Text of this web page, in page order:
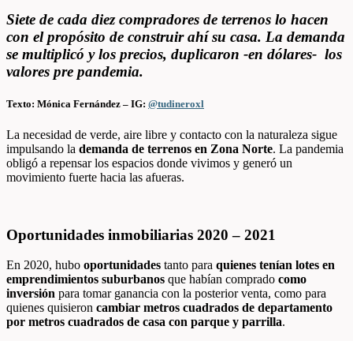
Siete de cada diez compradores de terrenos lo hacen
con el propósito de construir ahí su casa. La demanda
se multiplicó y los precios, duplicaron -en dólares- los
valores pre pandemia.
Texto: Mónica Fernández – IG: @tudineroxl
La necesidad de verde, aire libre y contacto con la naturaleza sigue
impulsando la demanda de terrenos en Zona Norte. La pandemia
obligó a repensar los espacios donde vivimos y generó un
movimiento fuerte hacia las afueras.
Oportunidades inmobiliarias 2020 – 2021
En 2020, hubo oportunidades tanto para quienes tenían lotes en
emprendimientos suburbanos que habían comprado como
inversión para tomar ganancia con la posterior venta, como para
quienes quisieron cambiar metros cuadrados de departamento
por metros cuadrados de casa con parque y parrilla.